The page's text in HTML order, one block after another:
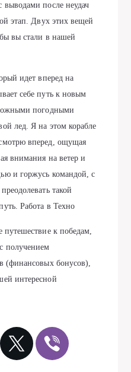
после неудач
этап. Двух этих вещей
вы стали в нашей
идет вперед на
себе путь к новым
погодными
лед. Я на этом корабле
вперед, ощущая
внимания на ветер и
и горжусь командой, с
такой
Работа в Техно
путешествие к победам,
получением
(финансовых бонусов),
интересной